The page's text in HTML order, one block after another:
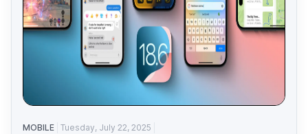
MOBILE Tuesday, July 22, 2025